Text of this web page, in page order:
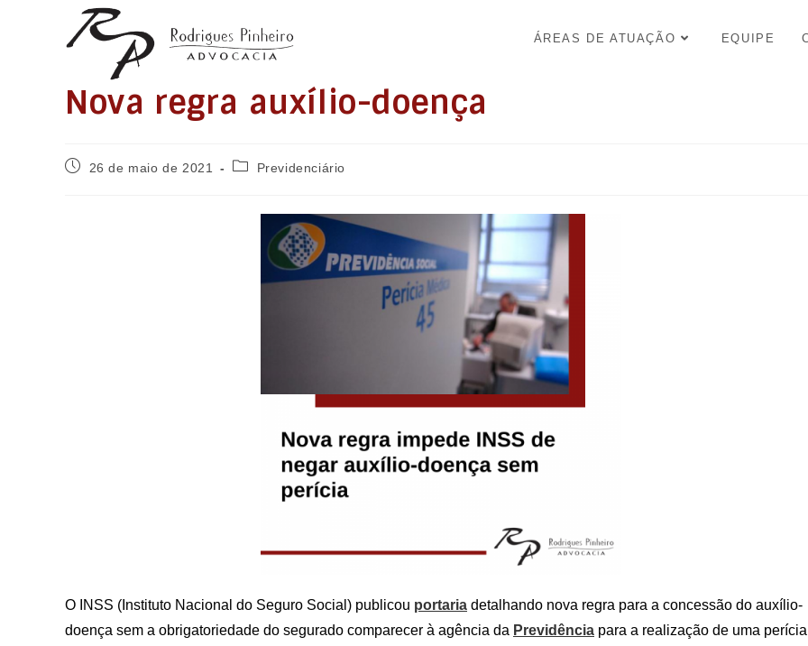
ÁREAS DE ATUAÇÃO EQUIPE
Nova regra auxílio-doença
Post26 de maio de 2021
Categoria
Previdenciário
O INSS (Instituto Nacional do Seguro Social) publicou portaria detalhando nova regra para a concessão do auxílio-
doença sem a obrigatoriedade do segurado comparecer à agência da Previdência para a realização de uma perícia